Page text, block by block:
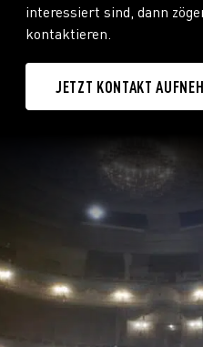
interessiert sind, dann
kontaktieren.
JETZT KONTAKT